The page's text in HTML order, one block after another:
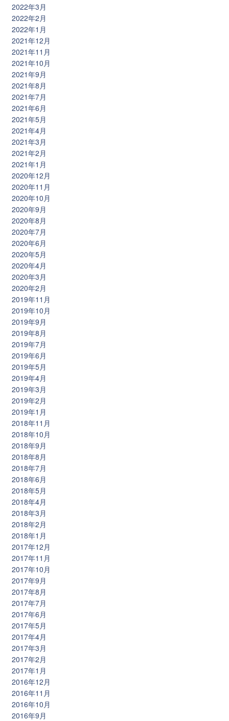
2022年3月
2022年2月
2022年1月
2021年12月
2021年11月
2021年10月
2021年9月
2021年8月
2021年7月
2021年6月
2021年5月
2021年4月
2021年3月
2021年2月
2021年1月
2020年12月
2020年11月
2020年10月
2020年9月
2020年8月
2020年7月
2020年6月
2020年5月
2020年4月
2020年3月
2020年2月
2019年11月
2019年10月
2019年9月
2019年8月
2019年7月
2019年6月
2019年5月
2019年4月
2019年3月
2019年2月
2019年1月
2018年11月
2018年10月
2018年9月
2018年8月
2018年7月
2018年6月
2018年5月
2018年4月
2018年3月
2018年2月
2018年1月
2017年12月
2017年11月
2017年10月
2017年9月
2017年8月
2017年7月
2017年6月
2017年5月
2017年4月
2017年3月
2017年2月
2017年1月
2016年12月
2016年11月
2016年10月
2016年9月